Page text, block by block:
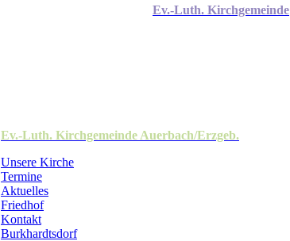
Ev.-Luth. Kirchgemeinde
Ev.-Luth. Kirchgemeinde Auerbach/Erzgeb.
Unsere Kirche
Termine
Aktuelles
Friedhof
Kontakt
Burkhardtsdorf